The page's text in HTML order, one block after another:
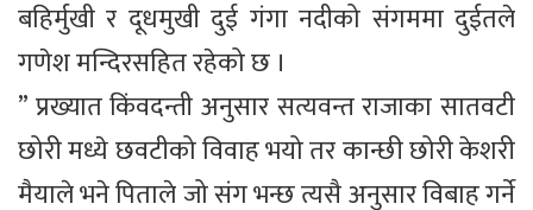
बहिर्मुखी र दूधमुखी दुई गंगा नदीको संगममा दुईतले
गणेश मन्दिरसहित रहेको छ ।
” प्रख्यात किंवदन्ती अनुसार सत्यवन्त राजाका सातवटी
छोरी मध्ये छवटीको विवाह भयो तर कान्छी छोरी केशरी
मैयाले भने पिताले जो संग भन्छ त्यसै अनुसार विबाह गर्ने